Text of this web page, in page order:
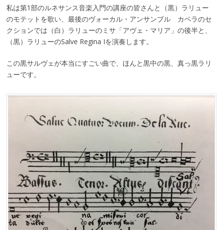
私は第1部のルネサンス音楽入門の講座の皆さんと（黒）ラリュー
のモテットを歌い、最後のヴォーカル・アンサンブル カペラのセ
クションでは（白）ラリューのミサ「アヴェ・マリア」の後半と、
（黒）ラリューのSalve Regina Iを演奏します。
この黒サルヴェが本当にすごい曲で、ほんと黒中の黒、真っ黒ラリ
ューです。